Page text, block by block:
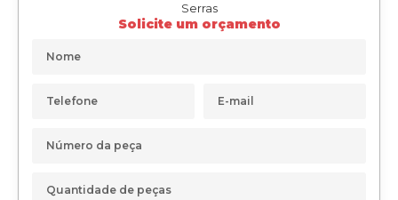
Serras
Solicite um orçamento